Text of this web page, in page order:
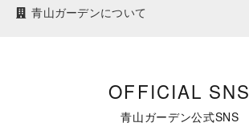
青山ガーデンについて
OFFICIAL SNS
青山ガーデン公式SNS